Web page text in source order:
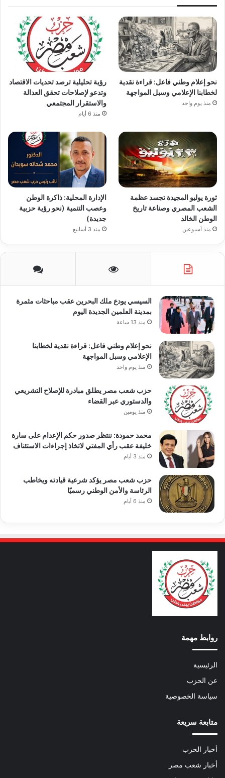
نحو إعلام وطني فاعل: قراءة نقدية
لخطابنا الإعلامي وسبل المواجهة
منذ يوم واحد
رؤية تحليلية ترصد تحديات الاقتصاد
وتدعو لإصلاحات تحقق العدالة
والاستقرار المجتمعي
منذ 6 أيام
ثورة يوليو المجيدة تجسد عظمة
الشعب المصري وصناعة تاريخ
الوطن الخالد
منذ أسبوعين
الإدارة المحلية: ذاكرة الوطن
وعصب التنمية (نحو رؤية حزبية
جديدة)
منذ 3 أسابيع
السيسي يودع ملك البحرين عقب مباحثات مثمرة
بمدينة العلمين الجديدة اليوم
منذ 13 ساعة
نحو إعلام وطني فاعل: قراءة نقدية لخطابنا
الإعلامي وسبل المواجهة
منذ يوم واحد
حزب شعب مصر يطلق مبادرة للإصلاح التشريعي
والدستوري عبر القضاء
منذ يومين
محمد حمودة: ننتظر صدور حكم الإعدام على سارة
خليفة عقب رأي المفتي لاتخاذ إجراءات الاستئناف
منذ 3 أيام
حزب شعب مصر يؤكد شرعية قيادته ويخاطب
الرئاسة والأمن الوطني رسميًا
منذ 6 أيام
روابط مهمة
الرئيسية
عن الحزب
سياسة الخصوصية
متابعة سريعة
أخبار الحزب
أخبار شعب مصر